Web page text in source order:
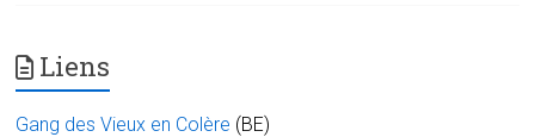
Liens
Gang des Vieux en Colère (BE)